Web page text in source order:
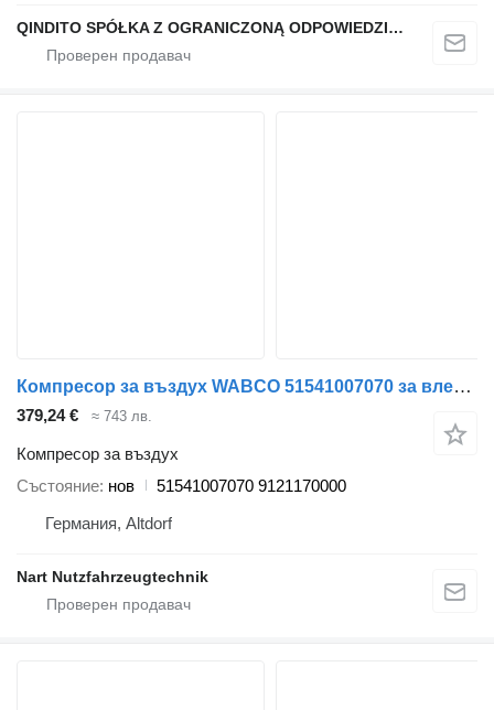
QINDITO SPÓŁKA Z OGRANICZONĄ ODPOWIEDZIALNOŚCIĄ
Компресор за въздух WABCO 51541007070 за влекач MAN TGL
379,24 € ≈ 743 лв.
Компресор за въздух
Състояние нов
51541007070 9121170000
Германия, Altdorf
Nart Nutzfahrzeugtechnik